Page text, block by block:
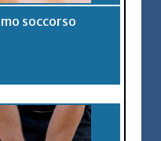
soccorso